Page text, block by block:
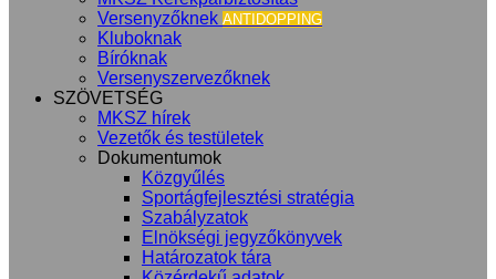
Versenyzőknek ANTIDOPPING
Kluboknak
Bíróknak
Versenyszervezőknek
SZÖVETSÉG
MKSZ hírek
Vezetők és testületek
Dokumentumok
Közgyűlés
Sportágfejlesztési stratégia
Szabályzatok
Elnökségi jegyzőkönyvek
Határozatok tára